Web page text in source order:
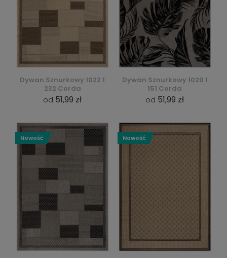
Dywan Sznurkowy 1022 1
232 Corda
od 51,99 zł
Dywan Sznurkowy 1020 1
151 Corda
od 51,99 zł
Nowość Nowość